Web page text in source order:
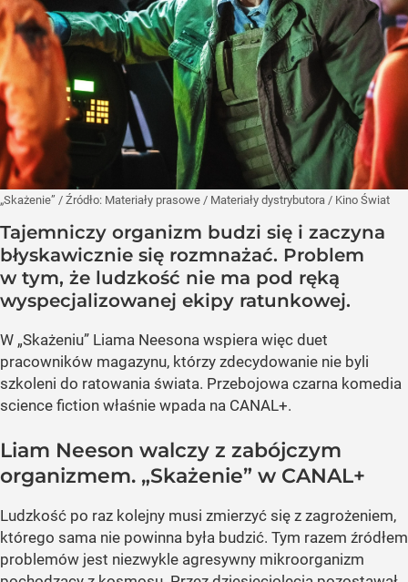
„Skażenie” / Źródło: Materiały prasowe / Materiały dystrybutora / Kino Świat
Tajemniczy organizm budzi się i zaczyna
błyskawicznie się rozmnażać. Problem
w tym, że ludzkość nie ma pod ręką
wyspecjalizowanej ekipy ratunkowej.
W „Skażeniu” Liama Neesona wspiera więc duet
pracowników magazynu, którzy zdecydowanie nie byli
szkoleni do ratowania świata. Przebojowa czarna komedia
science fiction właśnie wpada na CANAL+.
Liam Neeson walczy z zabójczym
organizmem. „Skażenie” w CANAL+
Ludzkość po raz kolejny musi zmierzyć się z zagrożeniem,
którego sama nie powinna była budzić. Tym razem źródłem
problemów jest niezwykle agresywny mikroorganizm